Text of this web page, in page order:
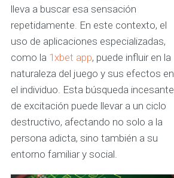
lleva a buscar esa sensación
repetidamente. En este contexto, el
uso de aplicaciones especializadas,
como la 1xbet app, puede influir en la
naturaleza del juego y sus efectos en
el individuo. Esta búsqueda incesante
de excitación puede llevar a un ciclo
destructivo, afectando no solo a la
persona adicta, sino también a su
entorno familiar y social.